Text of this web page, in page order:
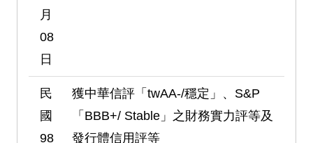
月
08
日
民
國
98
獲中華信評「twAA-/穩定」、S&P
「BBB+/ Stable」之財務實力評等及
發行體信用評等